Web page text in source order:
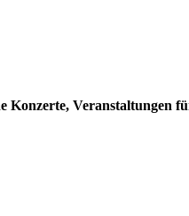
Konzerte, Veranstaltungen